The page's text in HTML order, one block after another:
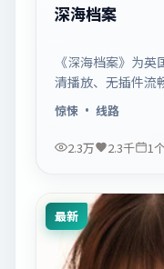
深海档案
《深海档案》为
清播放、无插件流
合休闲一口气追看。
惊悚 · 线路
2.3万 2.3千 1
最新